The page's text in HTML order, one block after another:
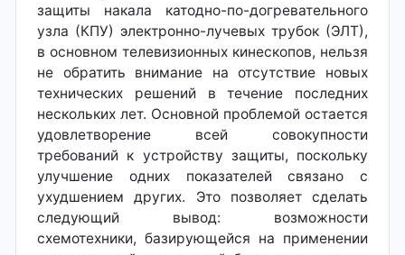
защиты накала катодно-по-догревательного
узла (КПУ) электронно-лучевых трубок (ЭЛТ),
в основном телевизионных кинескопов, нельзя
не обратить внимание на отсутствие новых
технических решений в течение последних
нескольких лет. Основной проблемой остается
удовлетворение всей совокупности
требований к устройству защиты, поскольку
улучшение одних показателей связано с
ухудшением других. Это позволяет сделать
следующий вывод: возможности
схемотехники, базирующейся на применении